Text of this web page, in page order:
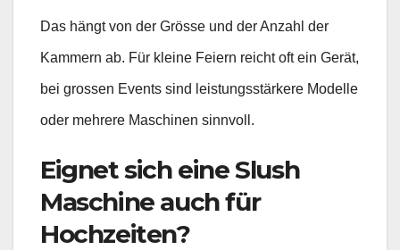
Das hängt von der Grösse und der Anzahl der
Kammern ab. Für kleine Feiern reicht oft ein Gerät,
bei grossen Events sind leistungsstärkere Modelle
oder mehrere Maschinen sinnvoll.
Eignet sich eine Slush
Maschine auch für
Hochzeiten?